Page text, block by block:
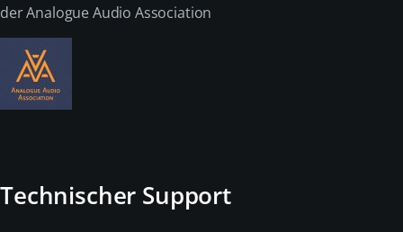
der Analogue Audio Association
Technischer Support